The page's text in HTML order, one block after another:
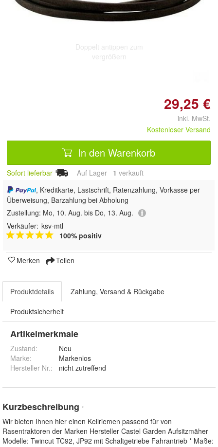
Doppelt antippen zum
vergrößern
29,25 €
inkl. MwSt.
Kostenloser Versand
In den Warenkorb
Sofort lieferbar Auf Lager 1 verkauft
, Kreditkarte, Lastschrift, Ratenzahlung, Vorkasse per
Überweisung, Barzahlung bei Abholung
Zustellung: Mo, 10. Aug. bis Do, 13. Aug.
Verkäufer: ksv-mtl
100% positiv
Merken Teilen
Produktdetails Zahlung, Versand & Rückgabe
Produktsicherheit
Artikelmerkmale
Zustand:
Neu
Marke:
Markenlos
Hersteller Nr.:
nicht zutreffend
Kurzbeschreibung *
Wir bieten Ihnen hier einen Keilriemen passend für von
Rasentraktoren der Marken Hersteller Castel Garden Aufsitzmäher
Modelle: Twincut TC92, JP92 mit Schaltgetriebe Fahrantrieb * Maße: